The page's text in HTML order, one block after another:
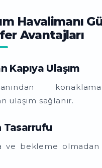
Havalimanı
Avantajları
Kapıya Ulaşım
ulaşım sağlanır.
Tasarrufu
ve bekleme olmadan